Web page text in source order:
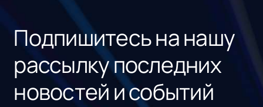
Подпишитесь на нашу
рассылку последних
новостей и событий